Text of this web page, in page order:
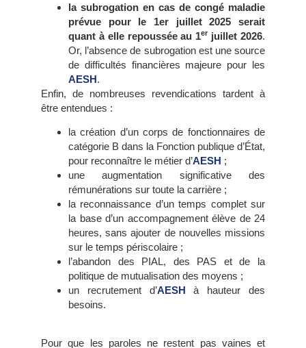
la subrogation en cas de congé maladie
prévue pour le 1er juillet 2025 serait
quant à elle repoussée au 1er juillet 2026.
Or, l’absence de subrogation est une source
de difficultés financières majeure pour les
AESH.
Enfin, de nombreuses revendications tardent à
être entendues :
la création d’un corps de fonctionnaires de
catégorie B dans la Fonction publique d’État,
pour reconnaître le métier d’AESH ;
une augmentation significative des
rémunérations sur toute la carrière ;
la reconnaissance d’un temps complet sur
la base d’un accompagnement élève de 24
heures, sans ajouter de nouvelles missions
sur le temps périscolaire ;
l’abandon des PIAL, des PAS et de la
politique de mutualisation des moyens ;
un recrutement d’AESH à hauteur des
besoins.
Pour que les paroles ne restent pas vaines et